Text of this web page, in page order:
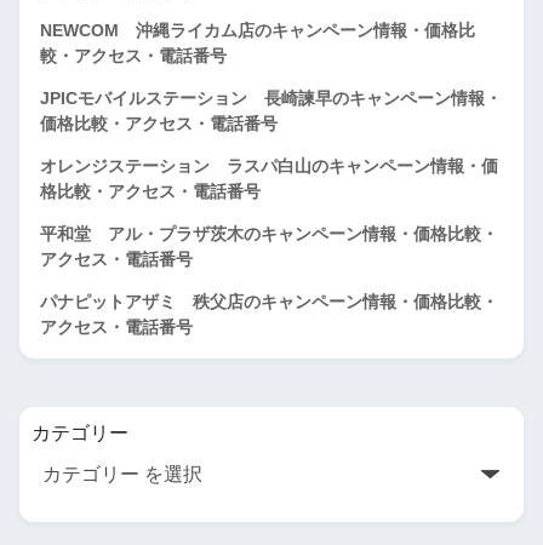
NEWCOM 沖縄ライカム店のキャンペーン情報・価格比
較・アクセス・電話番号
JPICモバイルステーション 長崎諫早のキャンペーン情報・
価格比較・アクセス・電話番号
オレンジステーション ラスパ白山のキャンペーン情報・価
格比較・アクセス・電話番号
平和堂 アル・プラザ茨木のキャンペーン情報・価格比較・
アクセス・電話番号
パナピットアザミ 秩父店のキャンペーン情報・価格比較・
アクセス・電話番号
カテゴリー